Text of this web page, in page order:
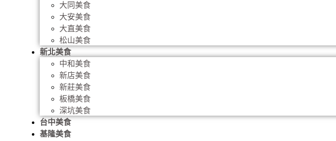
大同美食
大安美食
大直美食
松山美食
新北美食
中和美食
新店美食
新莊美食
板橋美食
深坑美食
台中美食
基隆美食